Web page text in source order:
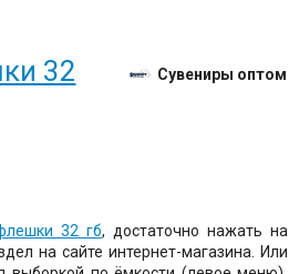
32
Сувениры оптом
32 гб, достаточно нажать на
на сайте интернет-магазина. Или